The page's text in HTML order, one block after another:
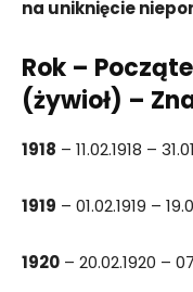
na uniknięcie
Rok –
(żywioł) –
1918 – 11.02.1918 –
1919 – 01.02.1919 –
1920 – 20.02.1920 –